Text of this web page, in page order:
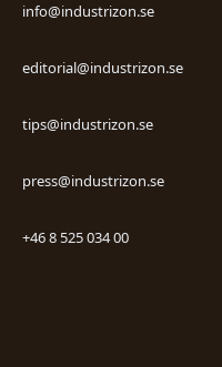
info@industrizon.se
editorial@industrizon.se
tips@industrizon.se
press@industrizon.se
+46 8 525 034 00